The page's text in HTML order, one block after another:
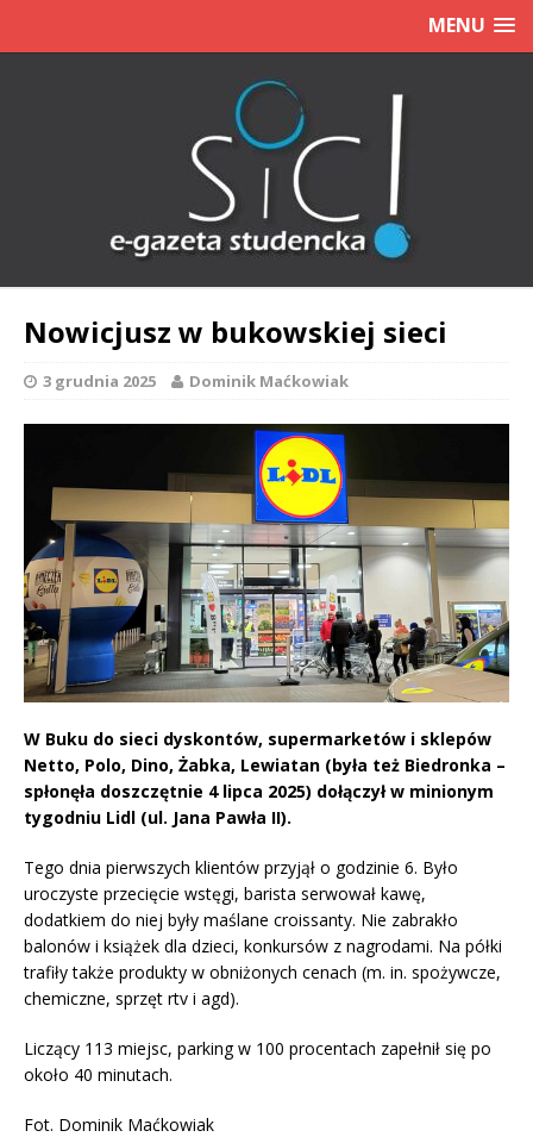
MENU
Nowicjusz w bukowskiej sieci
3 grudnia 2025 Dominik Maćkowiak
W Buku do sieci dyskontów, supermarketów i sklepów
Netto, Polo, Dino, Żabka, Lewiatan (była też Biedronka –
spłonęła doszczętnie 4 lipca 2025) dołączył w minionym
tygodniu Lidl (ul. Jana Pawła II).
Tego dnia pierwszych klientów przyjął o godzinie 6. Było
uroczyste przecięcie wstęgi, barista serwował kawę,
dodatkiem do niej były maślane croissanty. Nie zabrakło
balonów i książek dla dzieci, konkursów z nagrodami. Na półki
trafiły także produkty w obniżonych cenach (m. in. spożywcze,
chemiczne, sprzęt rtv i agd).
Liczący 113 miejsc, parking w 100 procentach zapełnił się po
około 40 minutach.
Fot. Dominik Maćkowiak